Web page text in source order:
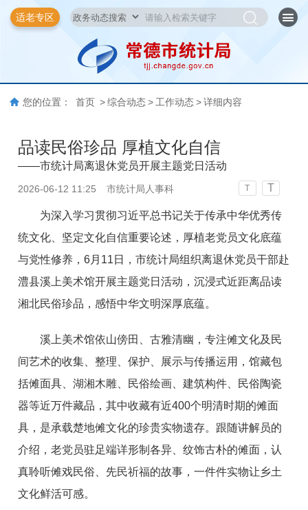
适老专区
您的位置： 首页 > 综合动态 > 工作动态 > 详细内容
品读民俗珍品 厚植文化自信
——市统计局离退休党员开展主题党日活动
2026-06-12 11:25 市统计局人事科 T T
为深入学习贯彻习近平总书记关于传承中华优秀传
统文化、坚定文化自信重要论述，厚植老党员文化底蕴
与党性修养，6月11日，市统计局组织离退休党员干部赴
澧县溪上美术馆开展主题党日活动，沉浸式近距离品读
湘北民俗珍品，感悟中华文明深厚底蕴。
溪上美术馆依山傍田、古雅清幽，专注傩文化及民
间艺术的收集、整理、保护、展示与传播运用，馆藏包
括傩面具、湖湘木雕、民俗绘画、建筑构件、民俗陶瓷
器等近万件藏品，其中收藏有近400个明清时期的傩面
具，是承载楚地傩文化的珍贵实物遗存。跟随讲解员的
介绍，老党员驻足端详形制各异、纹饰古朴的傩面，认
真聆听傩戏民俗、先民祈福的故事，一件件实物让乡土
文化鲜活可感。